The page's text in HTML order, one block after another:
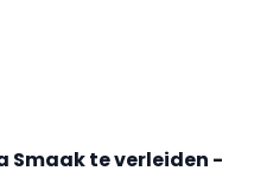
Smaak te verleiden -